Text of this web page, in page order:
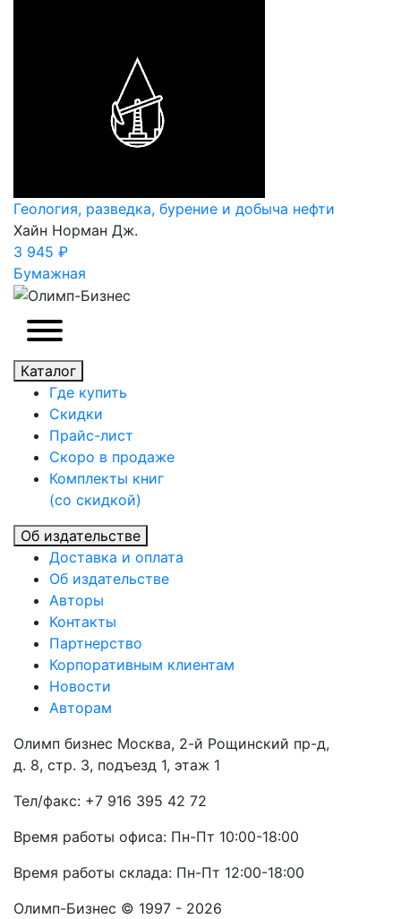
Геология, разведка, бурение и добыча нефти
Хайн Норман Дж.
3 945 ₽
Бумажная
Каталог
Где купить
Скидки
Прайc-лист
Скоро в продаже
Комплекты книг
(со скидкой)
Об издательстве
Доставка и оплата
Об издательстве
Авторы
Контакты
Партнерство
Корпоративным клиентам
Новости
Авторам
Олимп бизнес Москва, 2-й Рощинский пр-д,
д. 8, стр. 3, подъезд 1, этаж 1
Тел/факс: +7 916 395 42 72
Время работы офиса: Пн-Пт 10:00-18:00
Время работы склада: Пн-Пт 12:00-18:00
Олимп-Бизнес © 1997 - 2026